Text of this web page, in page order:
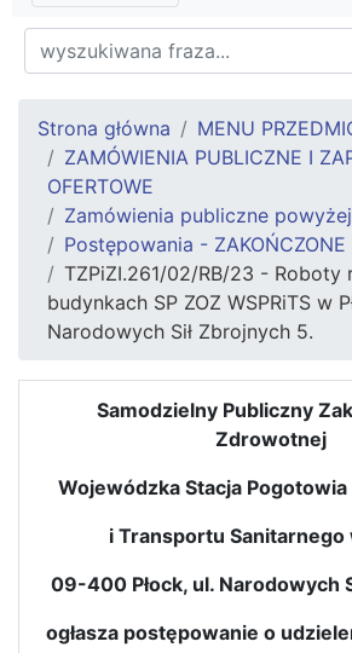
Strona główna
MENU
ZAMÓWIENIA PUBLICZNE I
OFERTOWE
Zamówienia publiczne
Postępowania - ZAKOŃCZONE
TZPiZI.261/02/RB/23 - Roboty
budynkach SP ZOZ WSPRiTS w
Narodowych Sił Zbrojnych 5.
Samodzielny Publiczny
Zdrowotnej
Wojewódzka Stacja
i Transportu Sanitarnego
09-400 Płock, ul. Narodowych
ogłasza postępowanie o